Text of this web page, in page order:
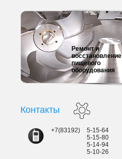
Ремонт и
восстановление
пищевого
оборудования
Контакты
+7(83192)
5-15-64
5-15-80
5-14-94
5-10-26